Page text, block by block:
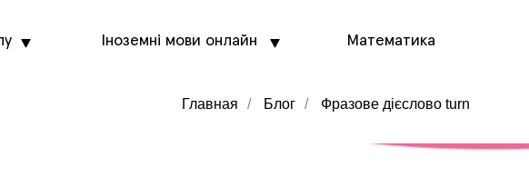
Іноземні мови онлайн Математика
Главная / Блог / Фразове дієслово turn